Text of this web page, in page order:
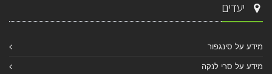
יעדים
מידע על סינגפור
מידע על סרי לנקה